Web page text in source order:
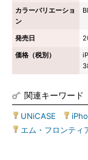
カラーバリエーショ
ン
発売日
価格（税別）
関連キーワード
UNiCASE
エム・フロンティ